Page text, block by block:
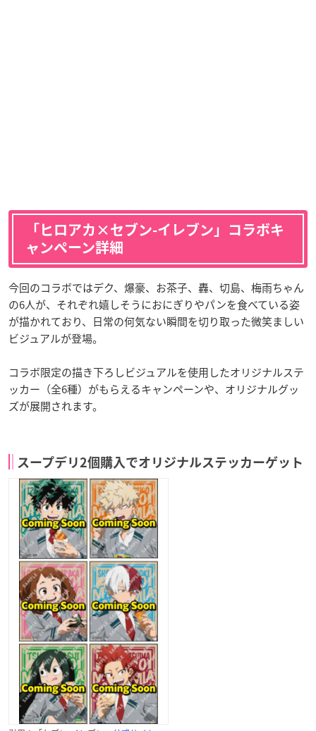
「ヒロアカ×セブン-イレブン」コラボキ
ャンペーン詳細
今回のコラボではデク、爆豪、お茶子、轟、切島、梅雨ちゃん
の6人が、それぞれ嬉しそうにおにぎりやパンを食べている姿
が描かれており、日常の何気ない瞬間を切り取った微笑ましい
ビジュアルが登場。
コラボ限定の描き下ろしビジュアルを使用したオリジナルステ
ッカー（全6種）がもらえるキャンペーンや、オリジナルグッ
ズが展開されます。
スープデリ2個購入でオリジナルステッカーゲット